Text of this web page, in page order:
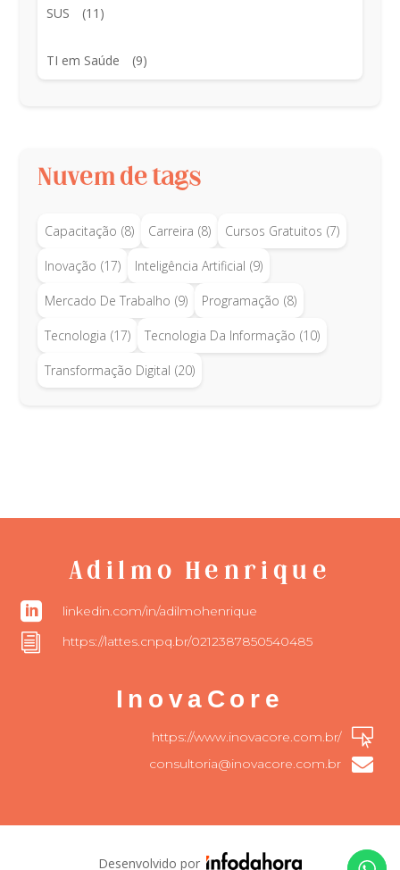
SUS (11)
TI em Saúde (9)
Nuvem de tags
Capacitação (8) Carreira (8) Cursos Gratuitos (7)
Inovação (17) Inteligência Artificial (9)
Mercado De Trabalho (9) Programação (8)
Tecnologia (17) Tecnologia Da Informação (10)
Transformação Digital (20)
Adilmo Henrique
 linkedin.com/in/adilmohenrique
i https://lattes.cnpq.br/0212387850540485
InovaCore

https://www.inovacore.com.br/

consultoria@inovacore.com.br
Desenvolvido por